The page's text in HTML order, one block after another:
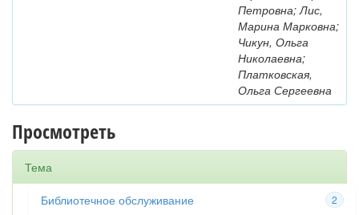
Петровна; Лис,
Марина Марковна;
Чикун, Ольга
Николаевна;
Платковская,
Ольга Сергеевна
Просмотреть
Тема
2
Библиотечное обслуживание